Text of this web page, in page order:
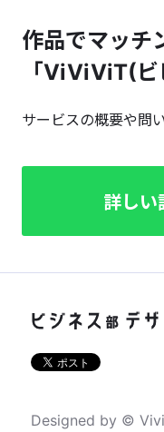
作品でマッチ
「ViViViT(ビ
サービスの概要や問
詳しい
Designed by ©